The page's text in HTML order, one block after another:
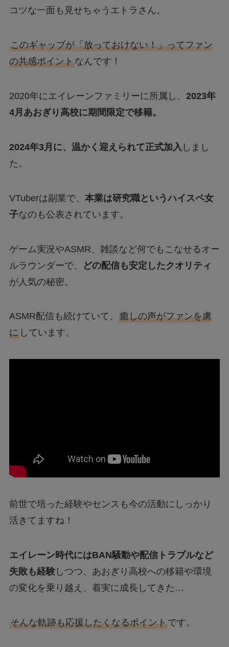
コツな一面も見せちゃうエトラさん。
このギャップが「放っておけない！」ってファン
の共感ポイントなんです！
2020年にエイレーンファミリーに所属し、 2023年
4月あおぎり高校に期間限定で移籍。
2024年3月に、温かく迎えられて正式加入 しまし
た。
VTuberは副業で、 本業は研究職というハイスペ女
子なのも公表されています。
ゲーム実況やASMR、雑談など何でもこなせるオー
ルラウンダーで、
どの配信も安定したクオリティ
が人気の秘密。
ASMR配信も続けていて、 癒しの声がファンを虜
にしています。
前世で培った経験やセンスも今の活動にしっかり
活きてますね！
エイレーン時代にはBAN騒動や配信トラブルなど
失敗も経験しつつ、あおぎり高校への移籍や環境
の変化を乗り越え、着実に成長してきた…
そんな軌跡も応援したくなるポイントです。